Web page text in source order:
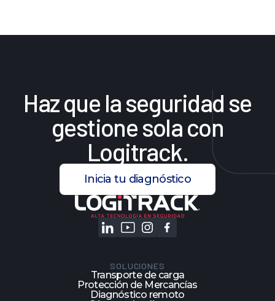
Hazque laseguridad se
gestionesolacon
Logitrack.
Inicia tu diagnóstico
SOLUCIONES
Transporte de carga
Protección de Mercancías
Diagnóstico remoto